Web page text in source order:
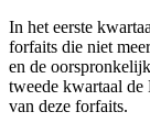
In het eerste
forfaits die niet
en de
tweede kwartaal
van deze forfaits.